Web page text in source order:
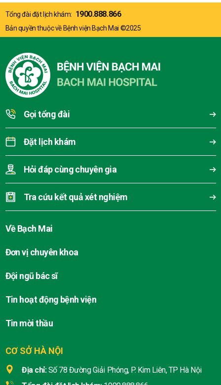
Tổng đài đặt lịch khám: 1900.888.866
Bản quyền thuộc về Bệnh viện Bạch Mai ©2025
CƠ SỞ HÀ NỘI
Địa chỉ: Số 78 Đường Giải Phóng, P. Kim Liên, TP Hà Nội
Gọi tổng đài
Đặt lịch khám
Hỏi đáp cùng chuyên gia
Tra cứu kết quả xét nghiệm
Về Bạch Mai
Đơn vị chuyên khoa
Đội ngũ bác sĩ
Tin hoạt động bệnh viện
Tin mời thầu